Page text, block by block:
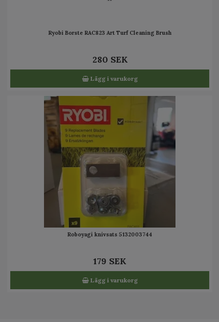
Ryobi Borste RAC823 Art Turf Cleaning Brush
280 SEK
Lägg i varukorg
Roboyagi knivsats 5132003744
179 SEK
Lägg i varukorg